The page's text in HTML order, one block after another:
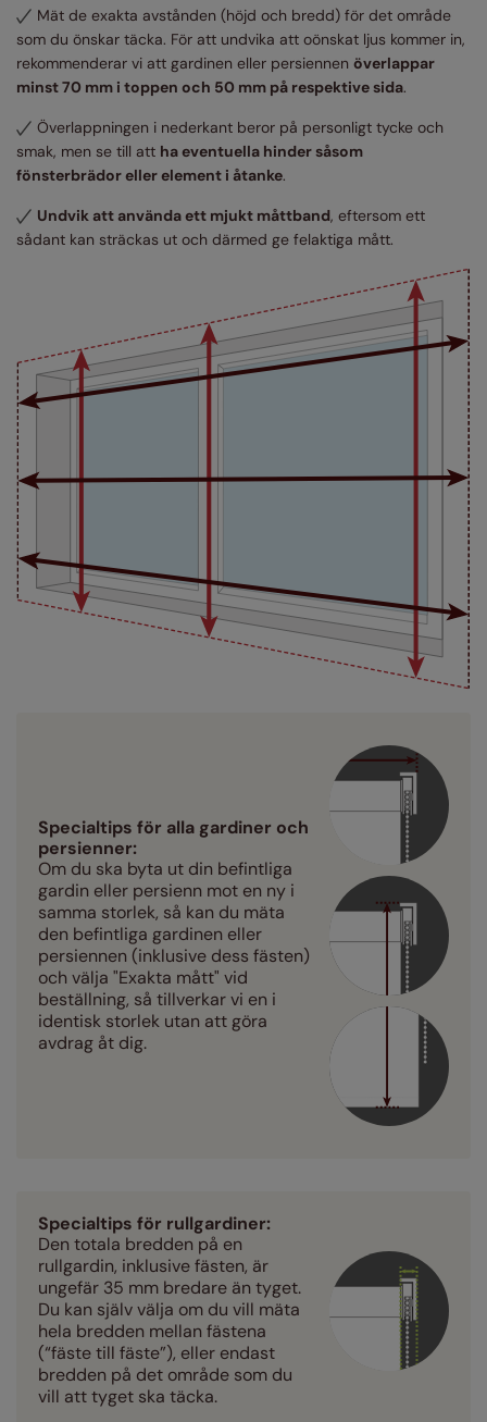
Mät de exakta avstånden (höjd och bredd) för det område
som du önskar täcka. För att undvika att oönskat ljus kommer in,
rekommenderar vi att gardinen eller persiennen överlappar
minst 70 mm i toppen och 50 mm på respektive sida.
Överlappningen i nederkant beror på personligt tycke och
smak, men se till att ha eventuella hinder såsom
fönsterbrädor eller element i åtanke.
Undvik att använda ett mjukt måttband, eftersom ett
sådant kan sträckas ut och därmed ge felaktiga mått.
Specialtips för alla gardiner och
persienner:
Om du ska byta ut din befintliga
gardin eller persienn mot en ny i
samma storlek, så kan du mäta
den befintliga gardinen eller
persiennen (inklusive dess fästen)
och välja "Exakta mått" vid
beställning, så tillverkar vi en i
identisk storlek utan att göra
avdrag åt dig.
Specialtips för rullgardiner:
Den totala bredden på en
rullgardin, inklusive fästen, är
ungefär 35 mm bredare än tyget.
Du kan själv välja om du vill mäta
hela bredden mellan fästena
(“fäste till fäste”), eller endast
bredden på det område som du
vill att tyget ska täcka.